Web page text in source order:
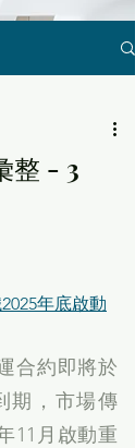
整 - 3
年底啟動
合約即將於
期，市場傳
11月啟動重